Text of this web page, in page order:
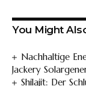
You Might
Nachhaltige
Jackery
Shilajit: Der